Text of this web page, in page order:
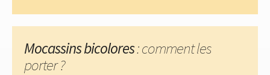
Mocassins bicolores: comment les
porter ?